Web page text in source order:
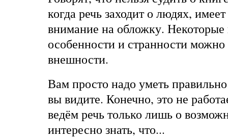
когда речь заходит о людях,
внимание на обложку.
особенности и странности можно
внешности.
Вам просто надо уметь правильно
вы видите. Конечно, это не
ведём речь только лишь о
интересно знать, что...